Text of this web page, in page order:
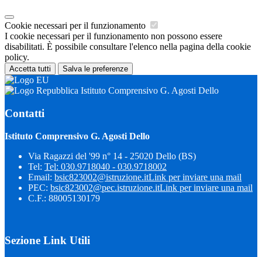
Cookie necessari per il funzionamento
I cookie necessari per il funzionamento non possono essere
disabilitati. È possibile consultare l'elenco nella pagina della cookie
policy.
Accetta tutti Salva le preferenze
Istituto Comprensivo G. Agosti Dello
Contatti
Istituto Comprensivo G. Agosti Dello
Via Ragazzi del '99 n° 14 - 25020 Dello (BS)
Tel: Tel: 030.9718040 - 030.9718002
Email: bsic823002@istruzione.itLink per inviare una mail
PEC: bsic823002@pec.istruzione.itLink per inviare una mail
C.F.: 88005130179
Sezione Link Utili